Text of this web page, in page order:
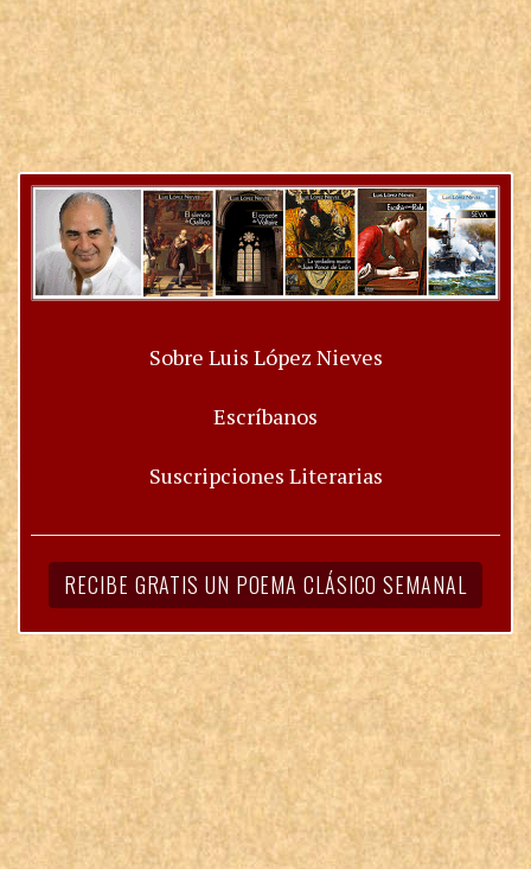
Sobre Luis López Nieves
Escríbanos
Suscripciones Literarias
RECIBE GRATIS UN POEMA CLÁSICO SEMANAL